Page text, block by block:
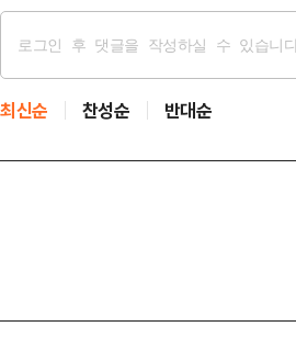
최신순 찬성순 반대순